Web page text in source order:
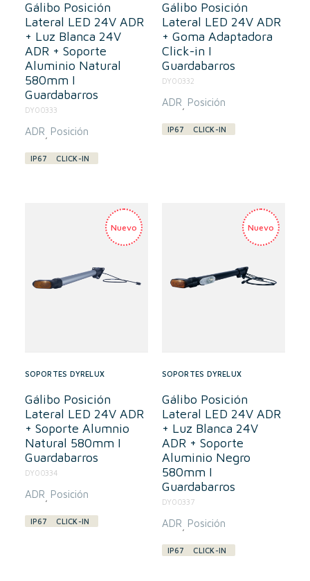
Gálibo Posición
Lateral LED 24V ADR
+ Luz Blanca 24V
ADR + Soporte
Aluminio Natural
580mm I
Guardabarros
DY00333
ADR Posición
IP67 CLICK-IN
Gálibo Posición
Lateral LED 24V ADR
+ Goma Adaptadora
Click-in I
Guardabarros
DY00332
ADR Posición
IP67 CLICK-IN
SOPORTES DYRELUX
Gálibo Posición
Lateral LED 24V ADR
+ Soporte Alumnio
Natural 580mm I
Guardabarros
DY00334
ADR Posición
IP67 CLICK-IN
SOPORTES DYRELUX
Gálibo Posición
Lateral LED 24V ADR
+ Luz Blanca 24V
ADR + Soporte
Aluminio Negro
580mm I
Guardabarros
DY00337
ADR Posición
IP67 CLICK-IN